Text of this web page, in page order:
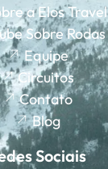
a Elos Travel
Sobre Rodas
Equipe
Circuitos
Contato
Blog
Sociais